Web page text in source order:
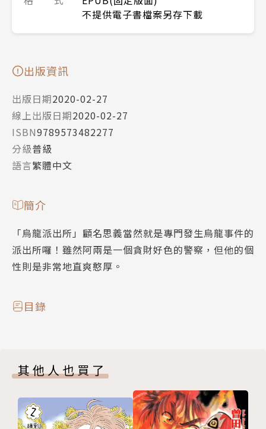
不提供電子書檔案另存下載
出版資訊
出版日期2020-02-27
線上出版日期2020-02-27
ISBN9789573482277
分級普級
語言繁體中文
簡介
「烏龍派出所」顧名思義當然就是專門發生烏龍事件的
派出所囉！雖然阿兩是一個貪財好色的警察，但他的個
性則是非常地直爽憨厚。
目錄
其他人也買了